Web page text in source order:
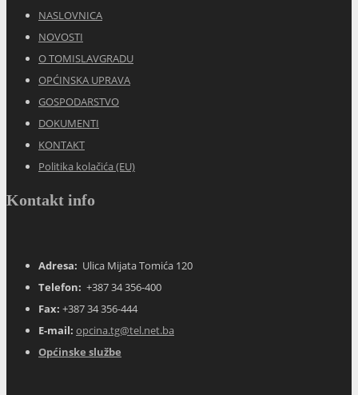
NASLOVNICA
NOVOSTI
O TOMISLAVGRADU
OPĆINSKA UPRAVA
GOSPODARSTVO
DOKUMENTI
KONTAKT
Politika kolačića (EU)
Kontakt info
Adresa: Ulica Mijata Tomića 120
Telefon: +387 34 356-400
Fax: +387 34 356-444
E-mail: opcina.tg@tel.net.ba
Općinske službe